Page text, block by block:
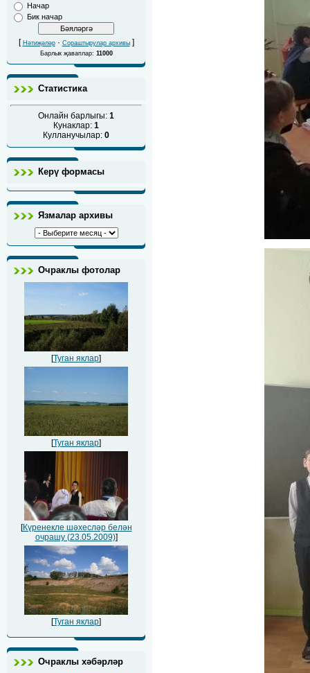
Начар
Бик начар
[ Нәтиҗәләр· Сораштырулар архивы]
Барлык җаваплар: 11000
Статистика
Онлайн барлыгы: 1
Кунаклар: 1
Кулланучылар: 0
Керү формасы
Язмалар архивы
Очраклы фотолар
[Туган яклар]
[Туган яклар]
[Күренекле шәхесләр белән
очрашу (23.05.2009)]
[Туган яклар]
Очраклы хәбәрләр